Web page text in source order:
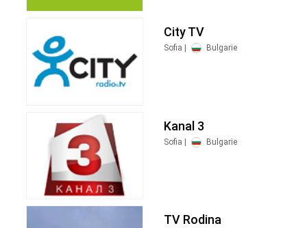
City TV
Sofia | Bulgarie
Kanal 3
Sofia | Bulgarie
TV Rodina